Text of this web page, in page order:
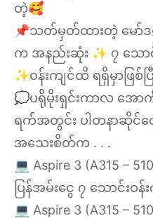
တဲ့🥰
📌သတ်မှတ်ထားတဲ့ မော်
က အနည်းဆုံး ✨ ၇ သော
✨ဝန်းကျင်ထိ ရရှိမှာဖြစ်ပြီ
💭ပရိုမိုးရှင်းကာလ အေ
ရက်အတွင်း ပါတနာဆိုင်တွ
အသေးစိတ်က . . .
💻 Aspire 3 (A315 –
ပြန်အမ်းငွေ ၇ သောင်းဝန်
💻 Aspire 3 (A315 –